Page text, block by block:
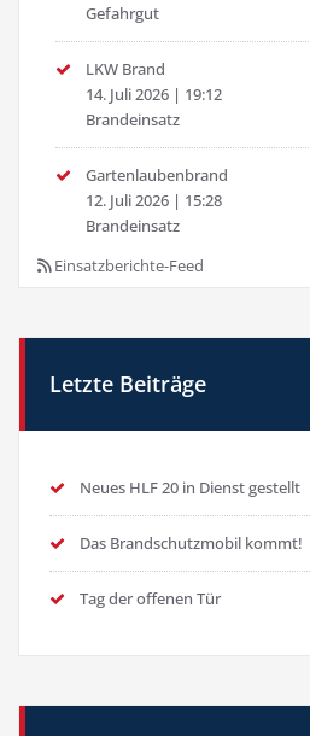
Gefahrgut
LKW Brand
14. Juli 2026 | 19:12
Brandeinsatz
Gartenlaubenbrand
12. Juli 2026 | 15:28
Brandeinsatz
Einsatzberichte-Feed
Letzte Beiträge
Neues HLF 20 in Dienst gestellt
Das Brandschutzmobil kommt!
Tag der offenen Tür